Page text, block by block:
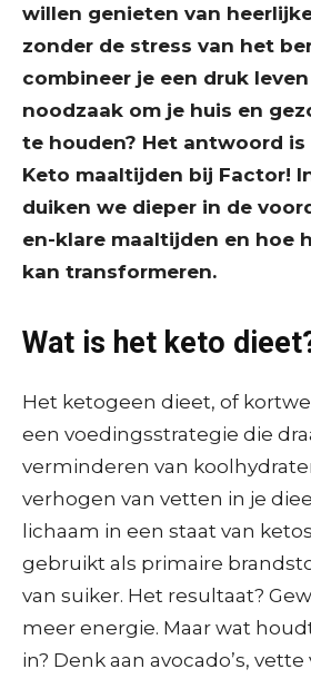
willen genieten van
zonder de stress van het
combineer je een druk
noodzaak om je huis en
te houden? Het antwoord is
Keto maaltijden bij Factor!
duiken we dieper in de
en-klare maaltijden en hoe
kan transformeren.
Wat is het keto
Het ketogeen dieet, of
een voedingsstrategie die
verminderen van
verhogen van vetten in je
lichaam in een staat van
gebruikt als primaire
van suiker. Het resultaat?
meer energie. Maar wat
in? Denk aan avocado’s,